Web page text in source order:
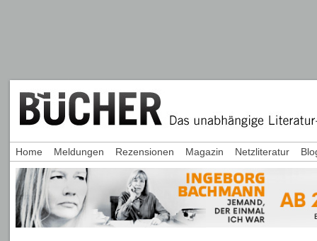
Home Meldungen Rezensionen Magazin Netzliteratur